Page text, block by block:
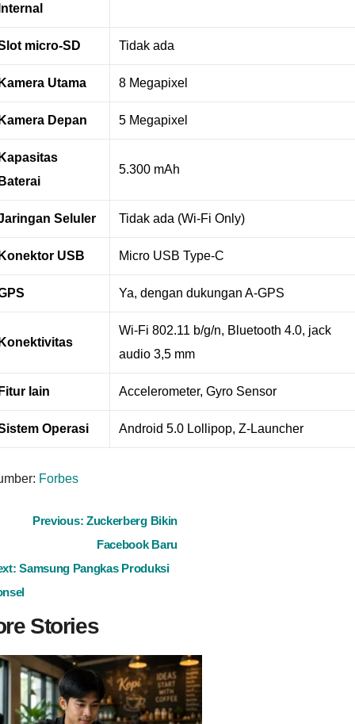
micro-SD Tidak ada
Utama 8 Megapixel
Depan 5 Megapixel
5.300 mAh
Seluler Tidak ada (Wi-Fi Only)
USB Micro USB Type-C
Ya, dengan dukungan A-GPS
Wi-Fi 802.11 b/g/n, Bluetooth 4.0, jack
audio 3,5 mm
lain Accelerometer, Gyro Sensor
Operasi Android 5.0 Lollipop, Z-Launcher
Forbes
Previous: Zuckerberg Bikin
Facebook Baru
Samsung Pangkas Produksi
Stories